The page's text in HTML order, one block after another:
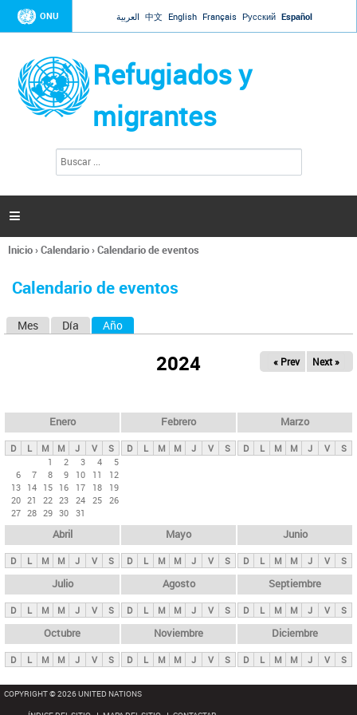
Jump to navigation
ONU العربية 中文 English Français Русский Español
Refugiados y
migrantes
l
d
s

Se
usted
Inicio›Calendario›Calendario de eventos
Calendario de eventos
s
p
n
i
p
a
l
s
Mes Día Año
2024 « Prev Next »
Enero
D L M M J V
S
1
2 3 4
5
6
7 8 9 10 11
12
13 14 15 16 17 18
19
20 21 22 23 24 25 26
27 28 29 30 31
Febrero
D L M M J V S
Marzo
D L M M J V S
Abril
D L M M J V S
Mayo
D L M M J V S
Junio
D L M M J V S
Julio
D L M M J V S
Agosto
D L M M J V S
Septiembre
D L M M J V S
Octubre
D L M M J V S
Noviembre
D L M M J V S
Diciembre
D L M M J V S
COPYRIGHT © 2026 UNITED NATIONS